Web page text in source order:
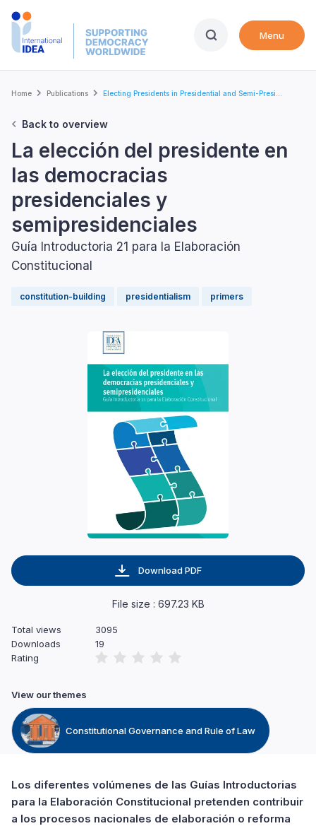
Skip
Menu
Breadcrumb
Home Publications Electing Presidents in Presidential and Semi-Presi...
Back to overview
Los diferentes volúmenes de las Guías Introductorias
para la Elaboración Constitucional pretenden contribuir
a los procesos nacionales de elaboración o reforma
La elección del presidente en
las democracias
presidenciales y
semipresidenciales
Guía Introductoria 21 para la Elaboración
Constitucional
constitution-building presidentialism primers
Download PDF
File size : 697.23 KB
Total views
3095
Downloads
19
Rating
View our themes
Constitutional Governance and Rule of Law